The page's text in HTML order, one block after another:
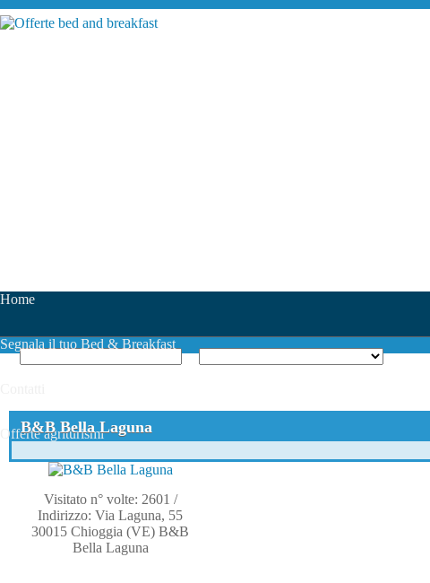
Home
Segnala il tuo Bed & Breakfast
Offerte agriturismi
B&B Bella Laguna
Visitato n° volte: 2601 /
Indirizzo: Via Laguna, 55
30015 Chioggia (VE) B&B
Bella Laguna